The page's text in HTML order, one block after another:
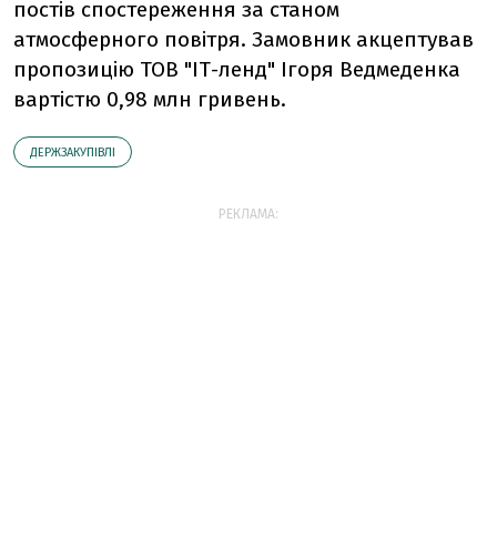
постів спостереження за станом
атмосферного повітря. Замовник акцептував
пропозицію ТОВ "ІТ-ленд" Ігоря Ведмеденка
вартістю 0,98 млн гривень.
ДЕРЖЗАКУПІВЛІ
РЕКЛАМА: